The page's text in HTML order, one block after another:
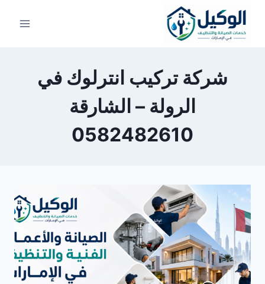
التجاوز
المحتوى
شركة تركيب انترلوك في
الرولة – الشارقة
0582482610